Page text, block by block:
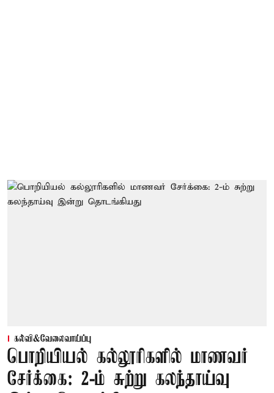
கல்வி&வேலைவாய்ப்பு
பொறியியல் கல்லூரிகளில் மாணவர்
சேர்க்கை: 2-ம் சுற்று கலந்தாய்வு